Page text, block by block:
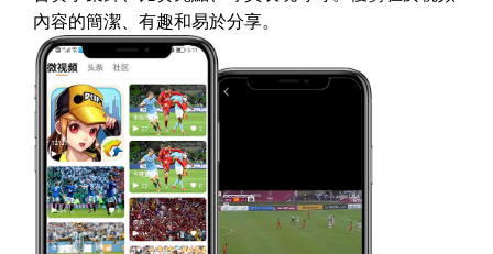
內容的簡潔、有趣和易於分享。